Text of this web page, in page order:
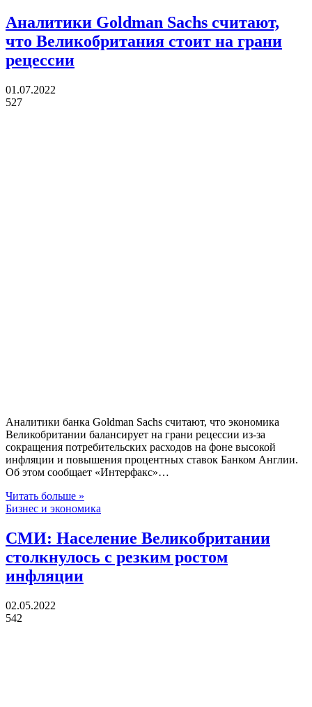
Аналитики Goldman Sachs считают,
что Великобритания стоит на грани
рецессии
01.07.2022
527
Аналитики банка Goldman Sachs считают, что экономика
Великобритании балансирует на грани рецессии из-за
сокращения потребительских расходов на фоне высокой
инфляции и повышения процентных ставок Банком Англии.
Об этом сообщает «Интерфакс»…
Читать больше »
Бизнес и экономика
СМИ: Население Великобритании
столкнулось с резким ростом
инфляции
02.05.2022
542